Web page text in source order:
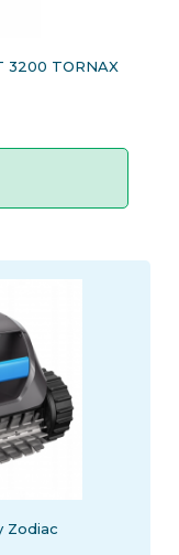
3200 TORNAX
Zodiac